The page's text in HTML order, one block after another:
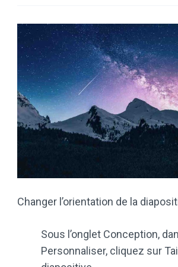
Changer l’orientation de la
Sous l’onglet Conception,
Personnaliser, cliquez sur